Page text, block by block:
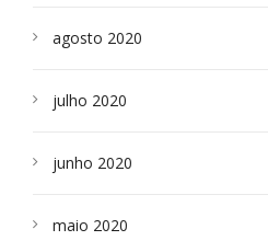
agosto 2020
julho 2020
junho 2020
maio 2020